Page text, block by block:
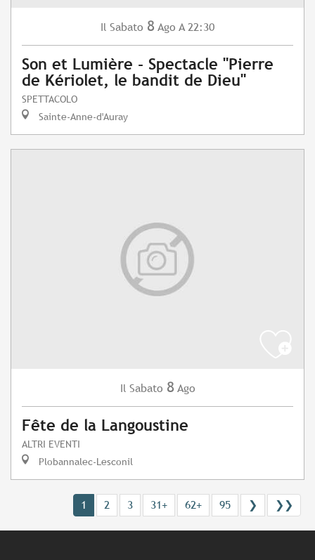
Il Sabato 8 Ago A 22:30
Son et Lumière - Spectacle "Pierre
de Kériolet, le bandit de Dieu"
SPETTACOLO
Sainte-Anne-d'Auray
Il Sabato 8 Ago
Fête de la Langoustine
ALTRI EVENTI
Plobannalec-Lesconil
1 2 3 31+ 62+ 95 ❯ ❯❯